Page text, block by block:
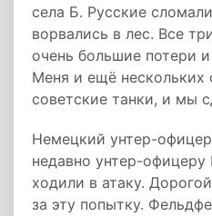
села Б. Русские
ворвались в лес. Все
очень большие потери
Меня и ещё нескольких
советские танки, и мы
Немецкий унтер-
недавно унтер-
ходили в атаку.
за эту попытку.